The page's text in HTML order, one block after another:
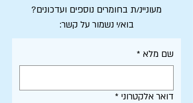
מעוניינ/ת בחומרים נוספים ועדכונים?
בוא/י נשמור על קשר:
שם מלא *
דואר אלקטרוני *